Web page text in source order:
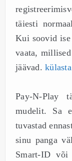
täiesti
Kui soovid
vaata,
jäävad.
Pay-N-Play
mudelit. Sa
tuvastad
sinu panga
Smart-ID